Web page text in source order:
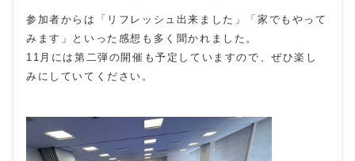
参加者からは「リフレッシュ出来ました」「家でもやって
みます」といった感想も多く聞かれました。
11月には第二弾の開催も予定していますので、ぜひ楽し
みにしていてください。